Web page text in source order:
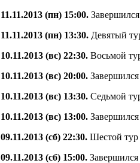
11.11.2013 (пн) 15:00.
11.11.2013 (пн) 13:30. Девятый
10.11.2013 (вс) 22:30. Восьмой
10.11.2013 (вс) 20:00.
10.11.2013 (вс) 13:30. Седьмой
10.11.2013 (вс) 13:00.
09.11.2013 (сб) 22:30. Шестой тур
09.11.2013 (сб) 15:00.